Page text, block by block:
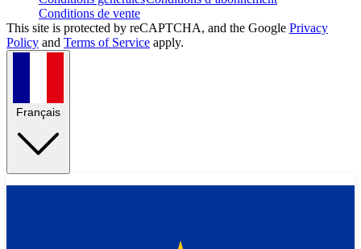
Conditions de vente
This site is protected by reCAPTCHA, and the Google Privacy
Policy and Terms of Service apply.
Français